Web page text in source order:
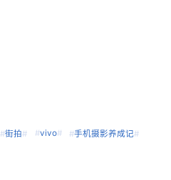
#街拍# #vivo# #手机摄影养成记#